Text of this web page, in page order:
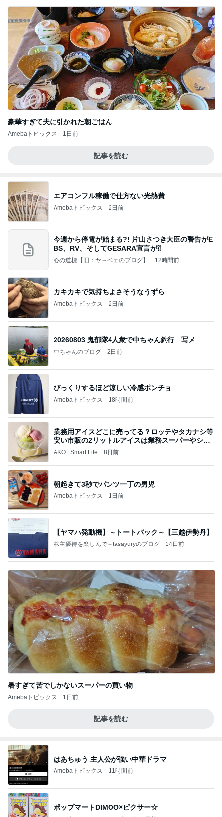
豪華すぎて夫に引かれた朝ごはん
Amebaトピックス 1日前
記事を読む
エアコンフル稼働で仕方ない光熱費
Amebaトピックス 2日前
今週から停電が始まる?! 片山さつき大臣の警告がE
BS、RV、そしてGESARA宣言が⁈
心の道標【旧：ヤ～ベェのブログ】 12時間前
カキカキで気持ちよさそうなうずら
Amebaトピックス 2日前
20260803 鬼郁隊4人衆で中ちゃん釣行 写メ
中ちゃんのブログ 2日前
びっくりするほど涼しい冷感ポンチョ
Amebaトピックス 18時間前
業務用アイスどこに売ってる？ロッテやタカナシ等
安い市販の2リットルアイスは業務スーパーやシャ
トレ
AKO | Smart Life 8日前
朝起きて3秒でパンツ一丁の男児
Amebaトピックス 1日前
【ヤマハ発動機】～トートバック～【三越伊勢丹】
株主優待を楽しんで～tasayuryのブログ 14日前
暑すぎて苦でしかないスーパーの買い物
Amebaトピックス 1日前
記事を読む
はあちゅう 主人公が強い中華ドラマ
Amebaトピックス 11時間前
ポップマートDIMOO×ピクサー☆